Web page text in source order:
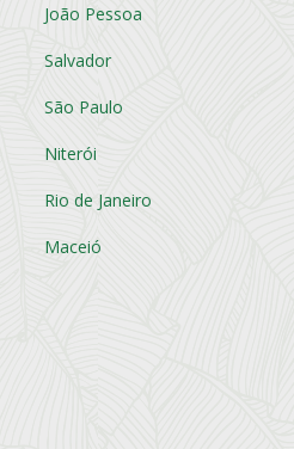
João Pessoa
Salvador
São Paulo
Niterói
Rio de Janeiro
Maceió